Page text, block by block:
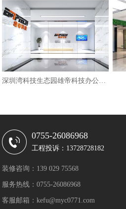
深圳湾科技生态园雄帝科技办公设计
0755-26086968
工程投诉：13728728182
装修咨询：139 029 75568
服务热线：0755-26086968
客服邮箱：kefu@myc0771.com